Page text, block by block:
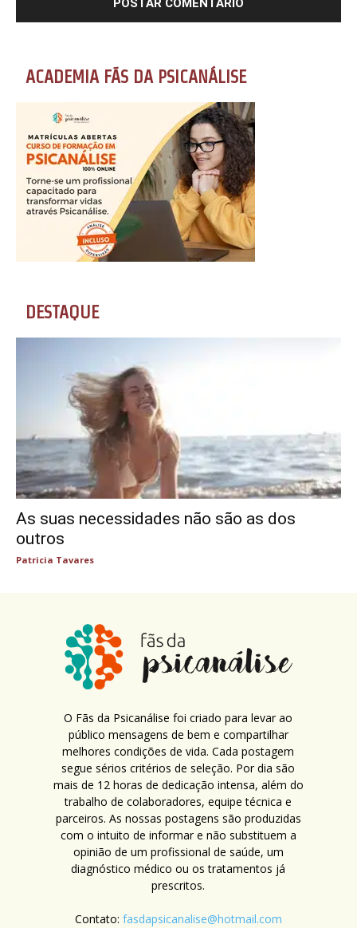
ACADEMIA FÃS DA PSICANÁLISE
DESTAQUE
As suas necessidades não são as dos
outros
Patricia Tavares
O Fãs da Psicanálise foi criado para levar ao
público mensagens de bem e compartilhar
melhores condições de vida. Cada postagem
segue sérios critérios de seleção. Por dia são
mais de 12 horas de dedicação intensa, além do
trabalho de colaboradores, equipe técnica e
parceiros. As nossas postagens são produzidas
com o intuito de informar e não substituem a
opinião de um profissional de saúde, um
diagnóstico médico ou os tratamentos já
prescritos.
Contato: fasdapsicanalise@hotmail.com